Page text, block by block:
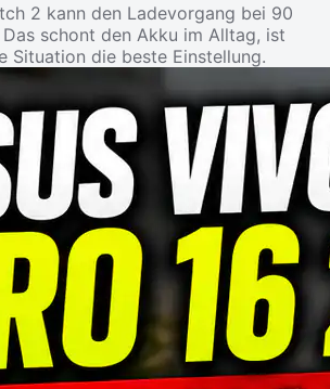
2 kann den Ladevorgang bei 90
schont den Akku im Alltag, ist
Situation die beste Einstellung.